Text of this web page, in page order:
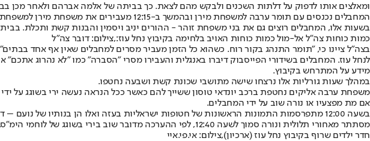
המחבלים נכנסים עם תומר ערבה למשפחת מירן ובהמשך ב-12:15 מעבירים את משפחת מירן למשפחת עידן. וממשיכים לשדר בפייסבוק לייב.
בשעות אלו, המחבלים רוצים גם את בני משפחת זוהר - ההורים יניב ויסמין והבנות קשת ותכלת. בבית אחר בקיבוץ נרצח אביה של
כמות כוחות צה"ל אל-מול כמות כוחות האויב בלחימה בקיבוץ נחל עוז:,צילום: דובר צה"ל
בצה"ל ציינו כי, "תומר התנהג בקור רוח. כשהוא כל הזמן מעביר מסרים למחבלים שאין אף אחד
לנחל עוז. המחבלים בשידורי הפייסבוק דיברו באנגלית והעבירו מסרי "הסברה" כמו "לא נהרוג
מידע על המתרחש בקיבוץ.
במהלך שעות גורליות אלו נרצחו שישה מתושבי שכונת קשת ושבעה נחטפו.
משפחת ערבה אליקים נחטפת ברכב יונדאי טוסון ששייך להם כאשר ככל הנראה נעשה ירי בשוגג על
אם מת מפצעיו או נורה שוב על ידי המחבלים.
בשעה 12:00 מתפרסמות התמונות הראשונות של חטופות ישראליות בעזה ואלו הן בנותיו של
מסתתר מאחורי תלולית ונורה סמוך לשעה 12:40, לפי ההערכה מדובר שוב בירי בשוגג של לוחמי הימ"ס.
חדר ילדים שרוף בקיבוץ נחל עוז (ארכיון),צילום: אי.פי.איי